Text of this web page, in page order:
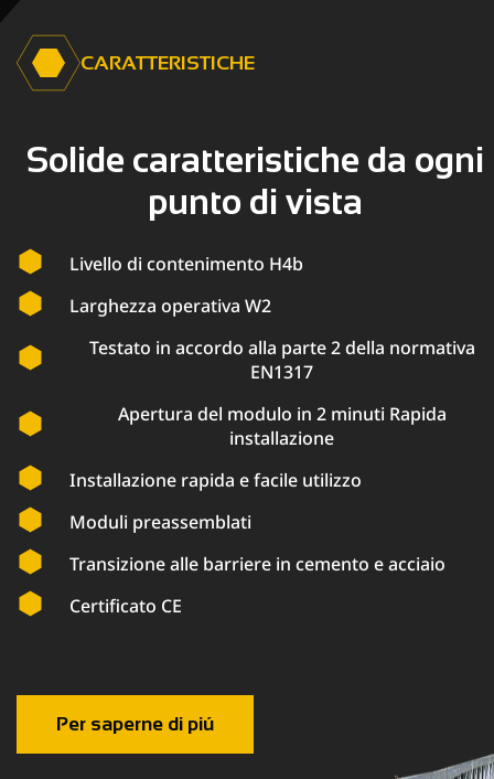
CARATTERISTICHE
Solide caratteristiche da ogni
punto di vista
Livello di contenimento H4b
Larghezza operativa W2
Testato in accordo alla parte 2 della normativa
EN1317
Apertura del modulo in 2 minuti Rapida
installazione
Installazione rapida e facile utilizzo
Moduli preassemblati
Transizione alle barriere in cemento e acciaio
Certificato CE
Per saperne di piú